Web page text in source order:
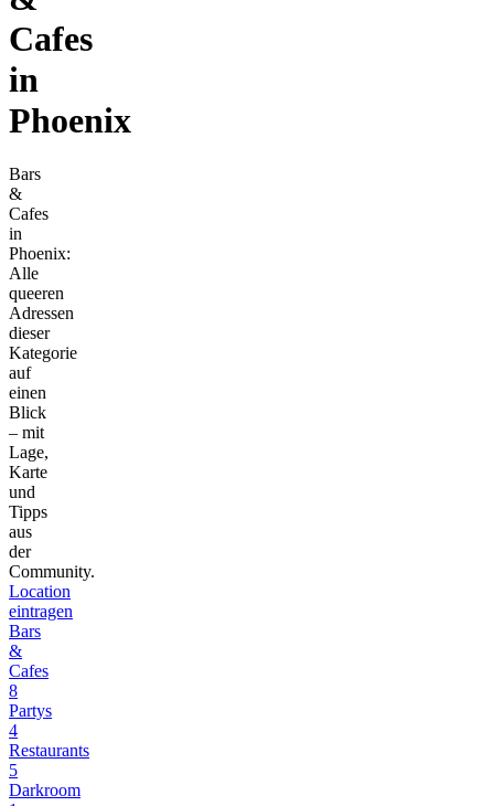
Cafes
in
Phoenix
Bars
&
Cafes
in
Phoenix:
Alle
queeren
Adressen
dieser
Kategorie
auf
einen
Blick
– mit
Lage,
Karte
und
Tipps
aus
der
Community.
Location
eintragen
Bars
&
Cafes
8
Partys
4
Restaurants
5
Darkroom